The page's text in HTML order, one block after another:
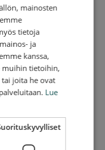
renkaissa
ne eivät
Ketjujen
talvirenkaiden
pitoa
rengassukkia,
pitoaineita. Ne
jumissa oleva auto
lumiketjuista.
mainosten
tietoja
ja
kanssa,
muihin tietoihin,
joita he ovat
Lue